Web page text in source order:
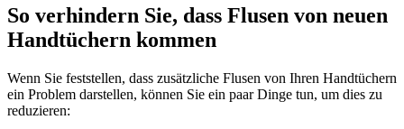
So verhindern Sie, dass Flusen von neuen
Handtüchern kommen
Wenn Sie feststellen, dass zusätzliche Flusen von Ihren Handtüchern
ein Problem darstellen, können Sie ein paar Dinge tun, um dies zu
reduzieren: